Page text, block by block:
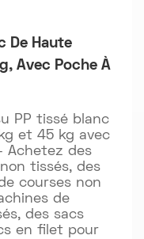
De Haute
Avec Poche À
PP tissé blanc
et 45 kg avec
Achetez des
tissés, des
courses non
de
des sacs
en filet pour